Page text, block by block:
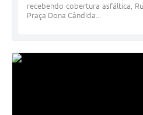
recebendo cobertura asfáltica,
Praça Dona Cândida...